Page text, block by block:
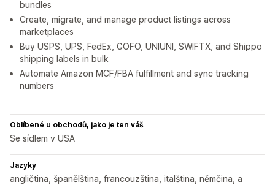
bundles
Create, migrate, and manage product listings across
marketplaces
Buy USPS, UPS, FedEx, GOFO, UNIUNI, SWIFTX, and Shippo
shipping labels in bulk
Automate Amazon MCF/FBA fulfillment and sync tracking
numbers
Oblíbené u obchodů, jako je ten váš
Se sídlem v USA
Jazyky
angličtina, španělština, francouzština, italština, němčina, a